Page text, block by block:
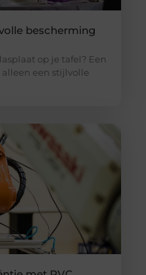
bescherming
op je tafel? Een
een stijlvolle